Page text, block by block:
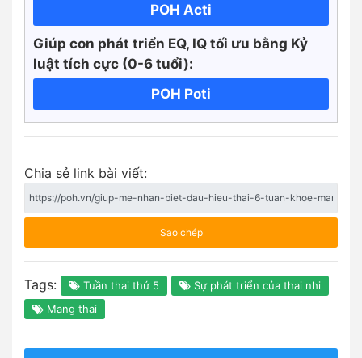
POH Acti
Giúp con phát triển EQ, IQ tối ưu bằng Kỷ
luật tích cực (0-6 tuổi):
POH Poti
Chia sẻ link bài viết:
Sao chép
Tags: Tuần thai thứ 5
Sự phát triển của thai nhi
Mang thai